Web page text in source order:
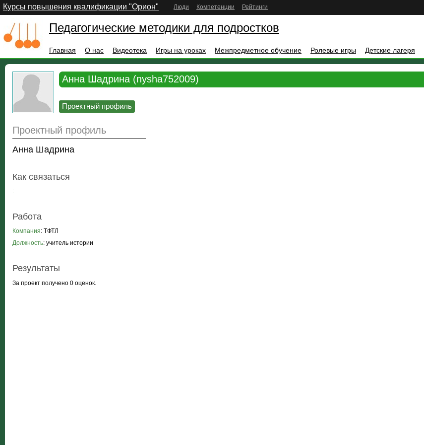
Курсы повышения квалификации "Орион" Люди Компетенции Рейтинги
Педагогические методики для подростков
Главная О нас Видеотека Игры на уроках Межпредметное обучение Ролевые игры Детские лагеря
Анна Шадрина (nysha752009)
Проектный профиль
Проектный профиль
Анна Шадрина
Как связаться
:
Работа
Компания: ТФТЛ
Должность: учитель истории
Результаты
За проект получено 0 оценок.